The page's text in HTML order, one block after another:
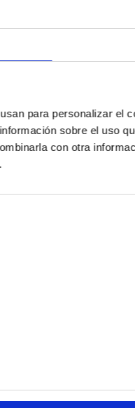
para personalizar el
sobre el uso
con otra